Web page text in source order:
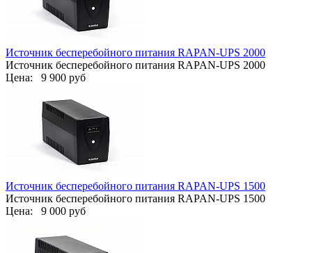
Источник бесперебойного питания RAPAN-UPS 2000
Источник бесперебойного питания RAPAN-UPS 2000
Цена: 9 900 руб
Источник бесперебойного питания RAPAN-UPS 1500
Источник бесперебойного питания RAPAN-UPS 1500
Цена: 9 000 руб